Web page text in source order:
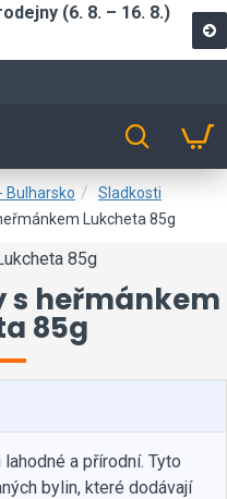
(6. 8. – 16. 8.)
Bulharsko
Sladkosti
Lukcheta 85g
s heřmánkem
85g
a přírodní. Tyto
bylin, které dodávají